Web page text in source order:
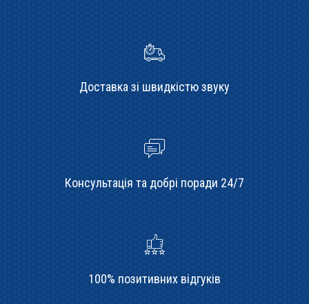
Доставка зі швидкістю звуку
Консультація та добрі поради 24/7
100% позитивних відгуків